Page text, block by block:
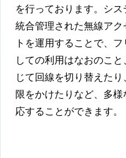
を行っております。シス
統合管理された無線アク
トを運用することで、フ
しての利用はなおのこと
じて回線を切り替えたり
限をかけたりなど、多様
応することができます。